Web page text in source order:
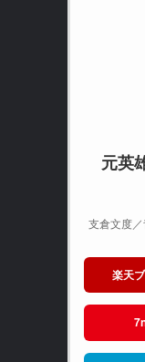
元英
支倉文度
楽天